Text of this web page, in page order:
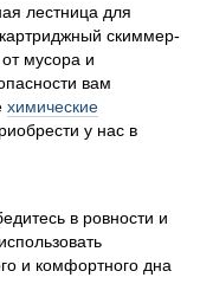
лестница для
скиммер-
мусора и
вам
химические
у нас в
в ровности и
и комфортного дна